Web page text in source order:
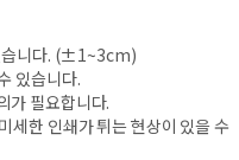
습니다. (±1~3cm)
있습니다.
가 필요합니다.
세한 인쇄가 튀는 현상이 있을 수